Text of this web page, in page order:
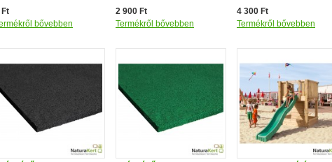
Ft
bővebben
2 900 Ft
Termékről bővebben
4 300 Ft
Termékről bővebben